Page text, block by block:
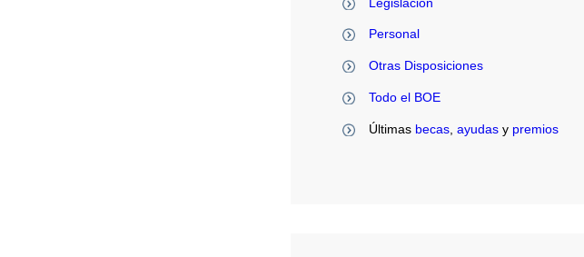
Personal
Otras Disposiciones
Todo el BOE
Últimas becas, ayudasy premios